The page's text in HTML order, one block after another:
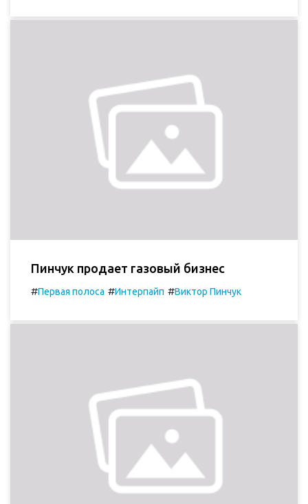
Пинчук продает газовый бизнес
#Первая полоса #Интерпайп #Виктор Пинчук